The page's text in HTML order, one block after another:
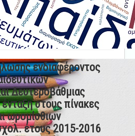
ενδιαφέροντος
Δευτεροβάθμιας
στους πίνακες
ωρομίσθιων
έτους 2015-2016